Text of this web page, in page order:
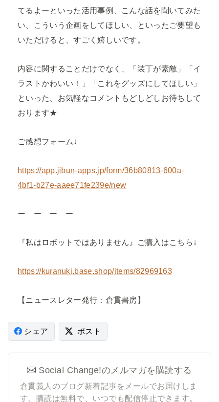
てるよーといった活用事例、こんな話を聞いてみた
い、こういう企画をしてほしい、といったご要望も
いただけると、すごく嬉しいです。
内容に関することだけでなく、「装丁が素敵」「イ
ラストかわいい！」「これをグッズにしてほしい」
といった、お気軽なコメントもどしどしお待ちして
おります★
ご感想フォーム↓
https://app.jibun-apps.jp/form/36b80813-600a-
4bf1-b27e-aaee71fe239e/new
ー ー ー ー
『私はロボットではありません』ご購入はこちら↓
https://kuranuki.base.shop/items/82969163
【ニュースレター発行：倉貫書房】
シェア ポスト
Social Change!のメルマガを購読する
倉貫義人のブログ新着記事をメールでお届けしま
す。 購読は無料で、いつでも配信停止できます。